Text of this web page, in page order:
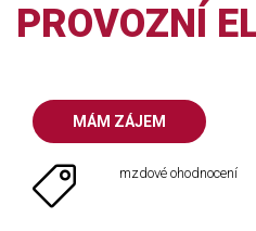
PROVOZNÍ
MÁM ZÁJEM
mzdové ohodnocení